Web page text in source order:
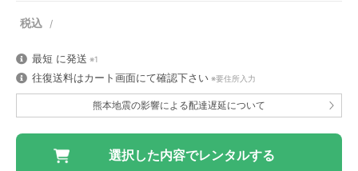
最短 に発送 ※1
往復送料はカート画面にて確認下さい ※要住所入力
熊本地震の影響による配達遅延について